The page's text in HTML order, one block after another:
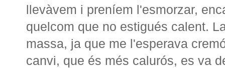
llevàvem i preníem l'esmorzar,
quelcom que no estigués calent.
massa, ja que me l'esperava
canvi, que és més calurós, es va